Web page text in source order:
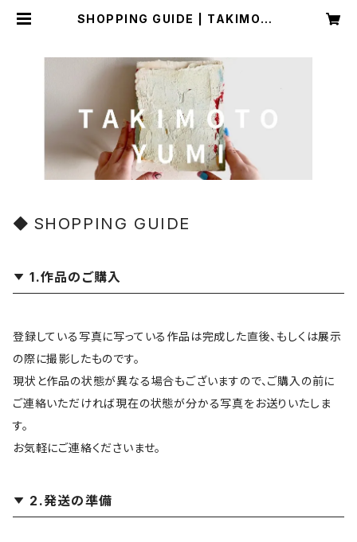
SHOPPING GUIDE | TAKIMOTO
SHOPPING GUIDE
1.作品のご購入
登録している写真に写っている作品は完成した直後、もしくは展示
の際に撮影したものです。
現状と作品の状態が異なる場合もございますので、ご購入の前に
ご連絡いただければ現在の状態が分かる写真をお送りいたしま
す。
お気軽にご連絡くださいませ。
2.発送の準備